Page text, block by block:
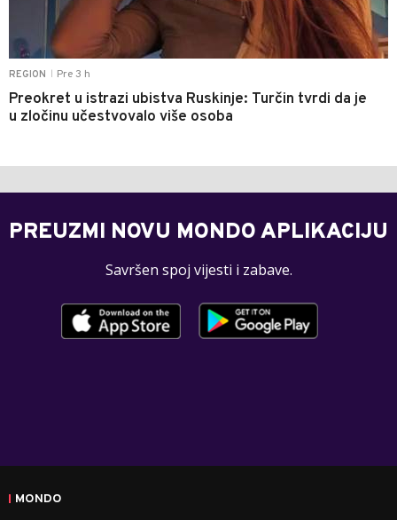
REGION Pre 3 h
Preokret u istrazi ubistva Ruskinje: Turčin tvrdi da je
u zločinu učestvovalo više osoba
PREUZMI NOVU MONDO APLIKACIJU
Savršen spoj vijesti i zabave.
MONDO